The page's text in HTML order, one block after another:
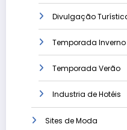
Divulgação
Temporada Inverno
Temporada Verão
Industria de Hotéis
Sites de Moda